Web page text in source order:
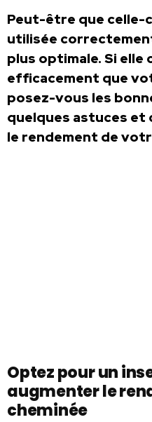
Peut-être que celle-
utilisée
plus optimale. Si elle
efficacement que
posez-vous les
quelques astuces
le rendement de
Optez pour un
augmenter le
cheminée